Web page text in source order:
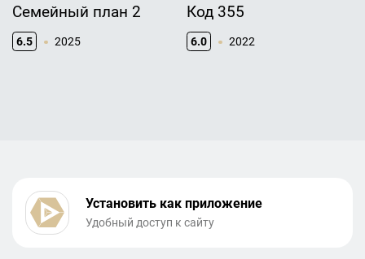
Семейный план 2
6.5 2025
Код 355
6.0 2022
Установить как приложение
Удобный доступ к сайту